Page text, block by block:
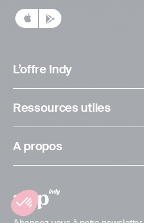
L’offre Indy
Ressources utiles
A propos